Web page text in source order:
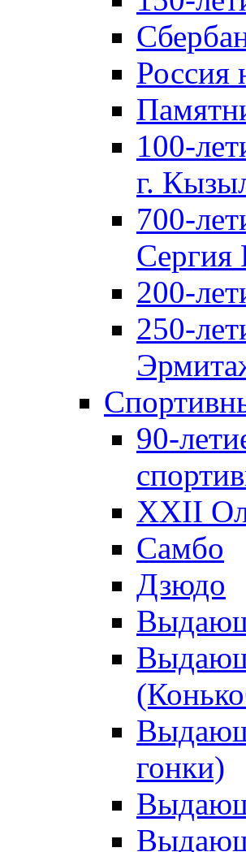
Россия
100-
г.
700-
Сергия
200-
250-
90-
XXII
Самбо
Дзюдо
гонки)